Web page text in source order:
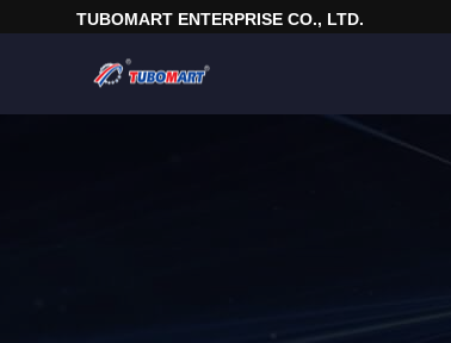
TUBOMART ENTERPRISE CO., LTD.